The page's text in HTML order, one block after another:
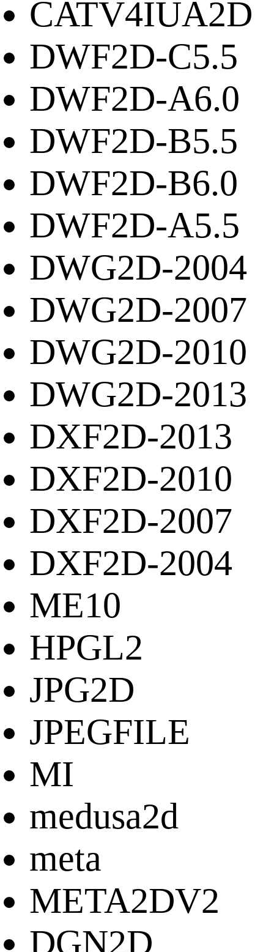
CATV4IUA2D
DWF2D-C5.5
DWF2D-A6.0
DWF2D-B5.5
DWF2D-B6.0
DWF2D-A5.5
DWG2D-2004
DWG2D-2007
DWG2D-2010
DWG2D-2013
DXF2D-2013
DXF2D-2010
DXF2D-2007
DXF2D-2004
ME10
HPGL2
JPG2D
JPEGFILE
MI
medusa2d
meta
META2DV2
DGN2D